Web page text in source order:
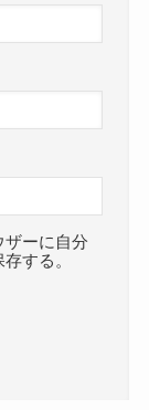
ザーに自分
する。